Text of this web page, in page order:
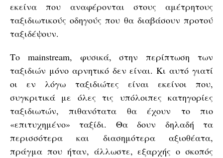
εκείνα που αναφέρονται στους αμέτρητους
ταξιδιωτικούς οδηγούς που θα διαβάσουν προτού
ταξιδέψουν.
Το mainstream, φυσικά, στην περίπτωση των
ταξιδιών μόνο αρνητικό δεν είναι. Κι αυτό γιατί
οι εν λόγω ταξιδιώτες είναι εκείνοι που,
συγκριτικά με όλες τις υπόλοιπες κατηγορίες
ταξιδιωτών, πιθανότατα θα έχουν το πιο
«επιτυχημένο» ταξίδι. Θα δουν δηλαδή τα
περισσότερα και διασημότερα αξιοθέατα,
πράγμα που ήταν, άλλωστε, εξαρχής ο σκοπός